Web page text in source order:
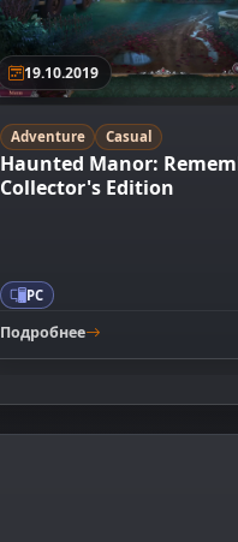
19.10.2019
Adventure Casual
Haunted Manor:
Collector's Edition
PC
Подробнее